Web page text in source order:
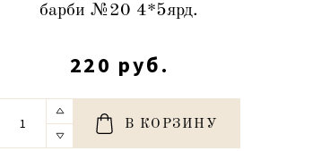
барби №20 4*5ярд.
220 руб.
В КОРЗИНУ